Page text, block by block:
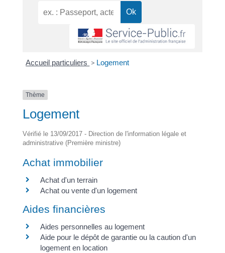
Accueil particuliers > Logement
Thème
Logement
Vérifié le 13/09/2017 - Direction de l'information légale et
administrative (Première ministre)
Achat immobilier
Achat d'un terrain
Achat ou vente d'un logement
Aides financières
Aides personnelles au logement
Aide pour le dépôt de garantie ou la caution d'un
logement en location